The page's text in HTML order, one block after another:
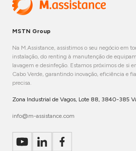
MSTN Group
Na M.Assistance, assistimos o seu negócio em
instalação, do renting à manutenção de
lavagem e desinfeção. Estamos próximos de si
Cabo Verde, garantindo inovação, eficiência e
precisa.
Zona Industrial de Vagos, Lote 88, 3840-385
info@m-assistance.com